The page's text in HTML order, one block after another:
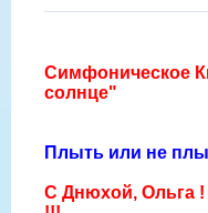
Симфоническое
солнце"
Плыть или не
С Днюхой, Ольга !